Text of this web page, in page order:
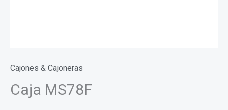
Cajones & Cajoneras
Caja MS78F